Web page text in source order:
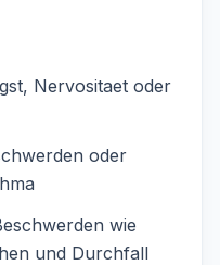
Nervositaet oder
oder
wie
und Durchfall